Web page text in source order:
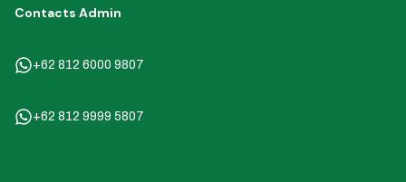
Contacts Admin
+62 812 6000 9807
+62 812 9999 5807